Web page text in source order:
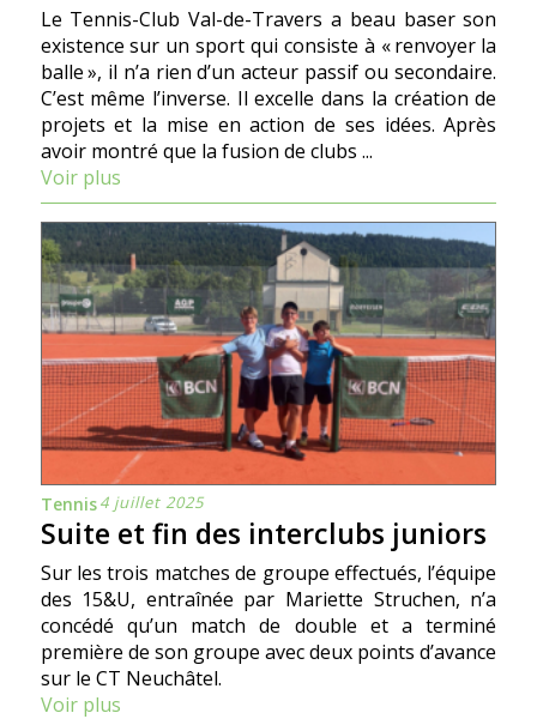
Le Tennis-Club Val-de-Travers a beau baser son
existence sur un sport qui consiste à « renvoyer la
balle », il n’a rien d’un acteur passif ou secondaire.
C’est même l’inverse. Il excelle dans la création de
projets et la mise en action de ses idées. Après
avoir montré que la fusion de clubs ...
Voir plus
Tennis4 juillet 2025
Suite et fin des interclubs juniors
Sur les trois matches de groupe effectués, l’équipe
des 15&U, entraînée par Mariette Struchen, n’a
concédé qu’un match de double et a terminé
première de son groupe avec deux points d’avance
sur le CT Neuchâtel.
Voir plus